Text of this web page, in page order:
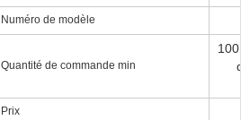
Numéro de modèle
Quantité de commande min
Prix